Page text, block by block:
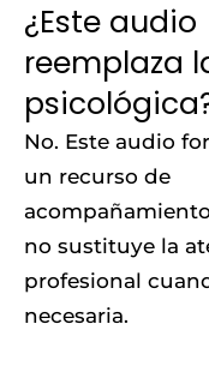
¿Este audio
reemplaza
No. Este audio
un recurso de
no sustituye la
profesional
necesaria.